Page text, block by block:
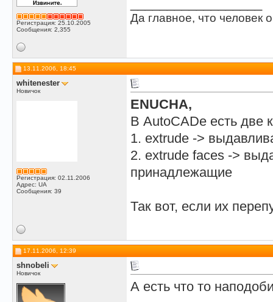
Регистрация: 25.10.2005
Сообщения: 2,355
Да главное, что человек
13.11.2006, 18:45
whitenester
Новичок
Регистрация: 02.11.2006
Адрес: UA
Сообщения: 39
ENUCHA,
В AutoCADe есть две
1. extrude ->
2. extrude faces ->
принадлежащие
Так вот, если их
17.11.2006, 12:39
shnobeli
Новичок
А есть что то